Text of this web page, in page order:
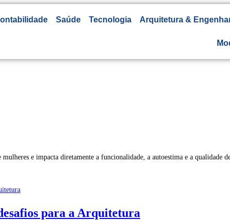
Saúde Tecnologia Arquitetura &
e impacta diretamente a funcionalidade, a autoestima e a qualidade
para a Arquitetura